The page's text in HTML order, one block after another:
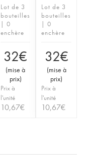
Lot de 3
bouteilles
| 0
enchère
32€
(mise à
prix)
Prix à
l'unité
10,67€
Lot de 3
bouteilles
| 0
enchère
32€
(mise à
prix)
Prix à
l'unité
10,67€